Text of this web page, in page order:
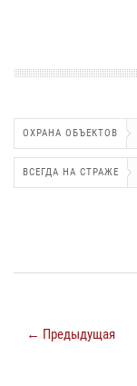
ОХРАНА ОБЪЕКТОВ
ВСЕГДА НА СТРАЖЕ
← Предыдущая